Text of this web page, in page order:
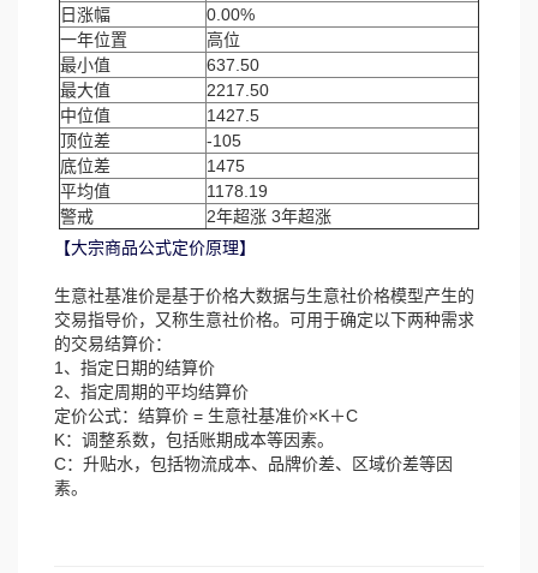
日涨幅
0.00%
一年位置
高位
最小值
637.50
最大值
2217.50
中位值
1427.5
顶位差
-105
底位差
1475
平均值
1178.19
警戒
2年超涨 3年超涨
【大宗商品公式定价原理】
生意社基准价是基于价格大数据与生意社价格模型产生的
交易指导价，又称生意社价格。可用于确定以下两种需求
的交易结算价：
1、指定日期的结算价
2、指定周期的平均结算价
定价公式：结算价 = 生意社基准价×K＋C
K：调整系数，包括账期成本等因素。
C：升贴水，包括物流成本、品牌价差、区域价差等因
素。